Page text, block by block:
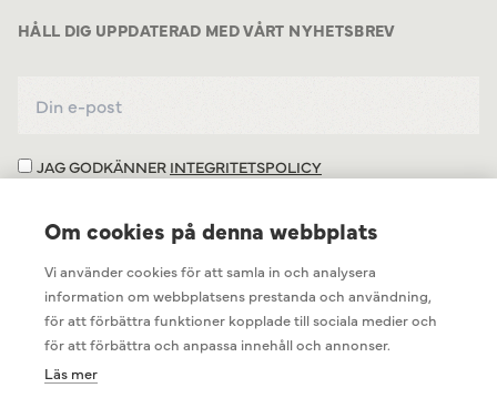
HÅLL DIG UPPDATERAD MED VÅRT NYHETSBREV
JAG GODKÄNNER INTEGRITETSPOLICY
Om cookies på denna webbplats
Vi använder cookies för att samla in och analysera
information om webbplatsens prestanda och användning,
för att förbättra funktioner kopplade till sociala medier och
för att förbättra och anpassa innehåll och annonser.
Läs mer